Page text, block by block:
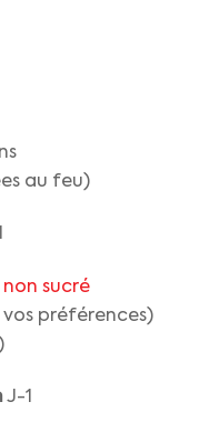
au feu)
sucré
vos préférences)
J-1